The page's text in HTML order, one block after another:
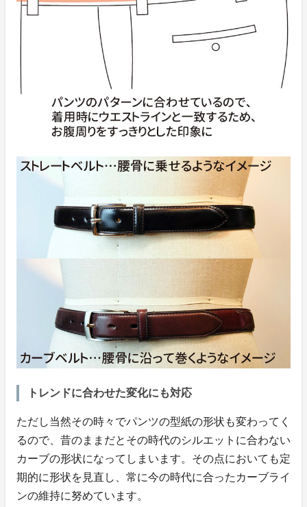
トレンドに合わせた変化にも対応
ただし当然その時々でパンツの型紙の形状も変わってく
るので、昔のままだとその時代のシルエットに合わない
カーブの形状になってしまいます。その点においても定
期的に形状を見直し、常に今の時代に合ったカーブライ
ンの維持に努めています。